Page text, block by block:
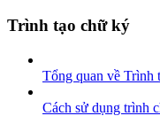
Trình tạo chữ ký
Tổng quan về Trình
Cách sử dụng trình